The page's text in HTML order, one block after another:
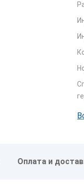
Оплата и